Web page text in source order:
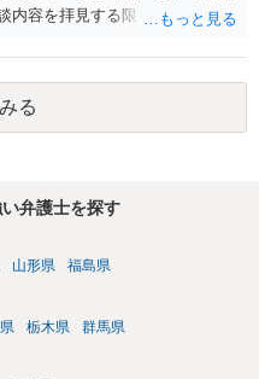
内容を拝見する限りでは、その
して自宅の評価額の１/２の代
る
弁護士を探す
山形県 福島県
栃木県 群馬県